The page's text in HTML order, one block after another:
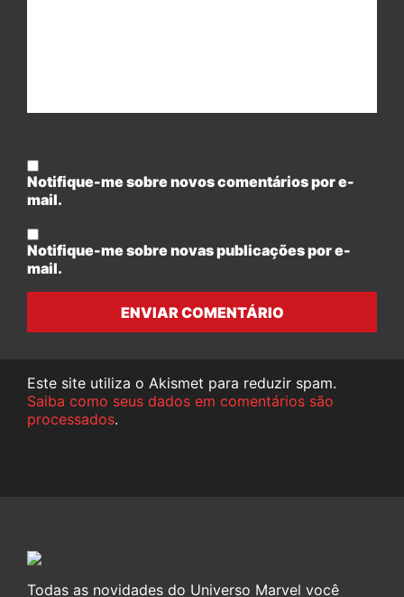
Notifique-me sobre novos comentários por e-
mail.
Notifique-me sobre novas publicações por e-
mail.
ENVIAR COMENTÁRIO
Este site utiliza o Akismet para reduzir spam.
Saiba como seus dados em comentários são
processados.
Todas as novidades do Universo Marvel você